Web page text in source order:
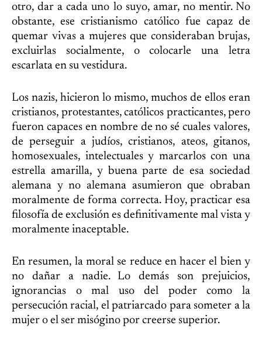
otro, dar a cada uno lo suyo, amar, no mentir. No
obstante, ese cristianismo católico fue capaz de
quemar vivas a mujeres que consideraban brujas,
excluirlas socialmente, o colocarle una letra
escarlata en su vestidura.
Los nazis, hicieron lo mismo, muchos de ellos eran
cristianos, protestantes, católicos practicantes, pero
fueron capaces en nombre de no sé cuales valores,
de perseguir a judíos, cristianos, ateos, gitanos,
homosexuales, intelectuales y marcarlos con una
estrella amarilla, y buena parte de esa sociedad
alemana y no alemana asumieron que obraban
moralmente de forma correcta. Hoy, practicar esa
filosofía de exclusión es definitivamente mal vista y
moralmente inaceptable.
En resumen, la moral se reduce en hacer el bien y
no dañar a nadie. Lo demás son prejuicios,
ignorancias o mal uso del poder como la
persecución racial, el patriarcado para someter a la
mujer o el ser misógino por creerse superior.